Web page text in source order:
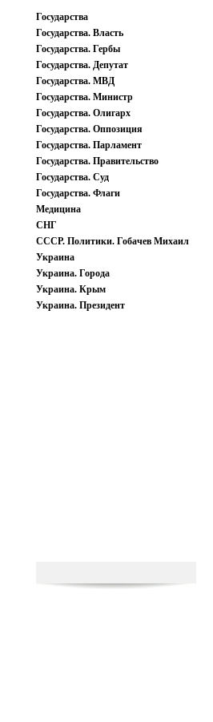
Государства
Государства. Власть
Государства. Гербы
Государства. Депутат
Государства. МВД
Государства. Министр
Государства. Олигарх
Государства. Оппозиция
Государства. Парламент
Государства. Правительство
Государства. Суд
Государства. Флаги
Медицина
СНГ
СССР. Политики. Гобачев Михаил
Украина
Украина. Города
Украина. Крым
Украина. Президент